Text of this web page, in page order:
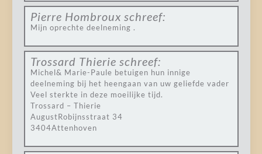
Pierre Hombroux schreef:
Mijn oprechte deelneming .
Trossard Thierie schreef:
Michel& Marie-Paule betuigen hun innige
deelneming bij het heengaan van uw geliefde vader
Veel sterkte in deze moeilijke tijd.
Trossard – Thierie
AugustRobijnsstraat 34
3404Attenhoven